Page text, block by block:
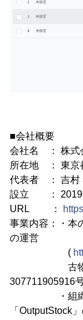
■会社概要
会社名 ： 株式
所在地 ： 東京
代表者 ： 吉村
設立 ： 2019
URL ：
事業内容：・本
の運営
(
古物商許
307711905916
・組織で使
「OutputStock